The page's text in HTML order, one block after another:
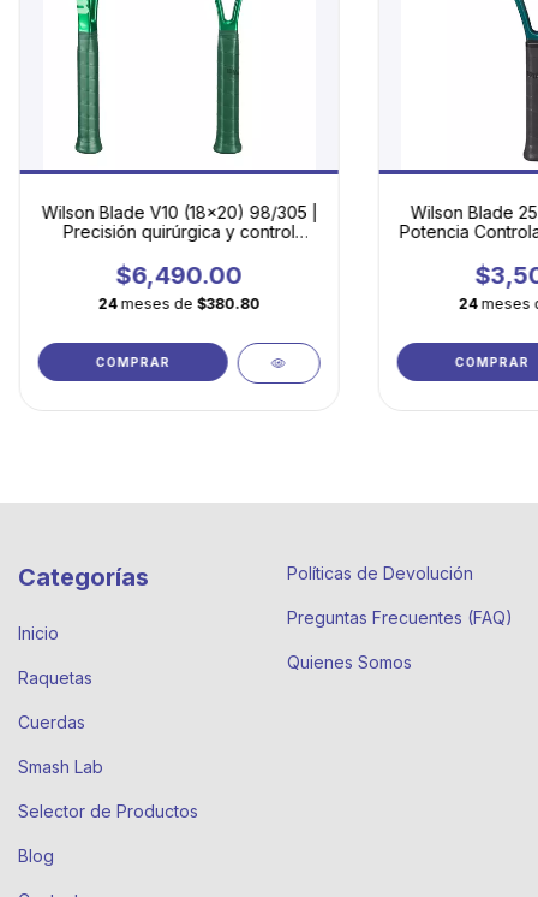
Wilson Blade V10 (18×20) 98/305 |
Precisión quirúrgica y control
$6,490.00
24 meses de $380.80
COMPRAR
Wilson Blade
Potencia
24 meses
COMPRAR
Categorías
Inicio
Raquetas
Cuerdas
Smash Lab
Selector de Productos
Blog
Políticas de Devolución
Preguntas Frecuentes (FAQ)
Quienes Somos